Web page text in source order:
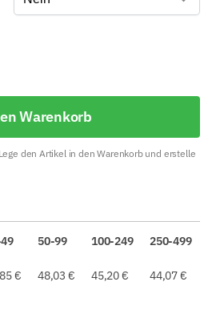
Warenkorb
den Artikel in den Warenkorb und erstelle
50-99 100-249 250-499
€ 48,03 € 45,20€ 44,07€